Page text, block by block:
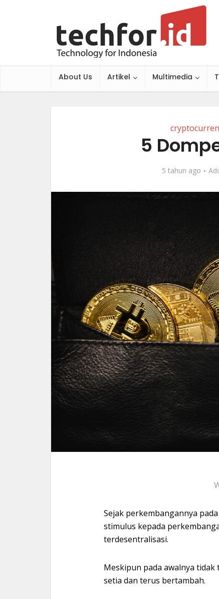
About Us Artikel Multimedia
5
5 tahun ago
Sejak perkembangannya
stimulus kepada
terdesentralisasi.
Meskipun pada awalnya
setia dan terus bertambah.